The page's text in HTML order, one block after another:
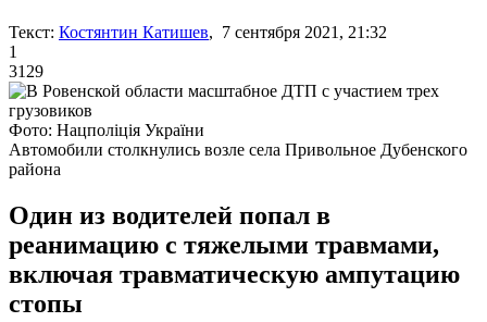
Текст: Костянтин Катишев, 7 сентября 2021, 21:32
1
3129
Фото: Нацполіція України
Автомобили столкнулись возле села Привольное Дубенского
района
Один из водителей попал в
реанимацию с тяжелыми травмами,
включая травматическую ампутацию
стопы